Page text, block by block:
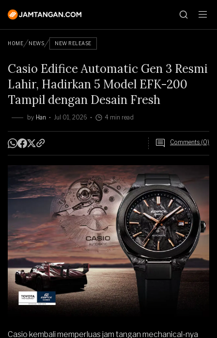
HOME NEWS NEW RELEASE
Casio Edifice Automatic Gen 3 Resmi
Lahir, Hadirkan 5 Model EFK-200
Tampil dengan Desain Fresh
by Han Jul 01, 2026 4 min read
Comments (0)
Casio kembali memperluas jam tangan mechanical-nya